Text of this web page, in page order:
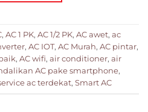
, AC 1 PK, AC 1/2 PK, AC awet, ac
, AC IOT, AC Murah, AC pintar,
, AC wifi, air conditioner, air
AC pake smartphone,
ac terdekat, Smart AC